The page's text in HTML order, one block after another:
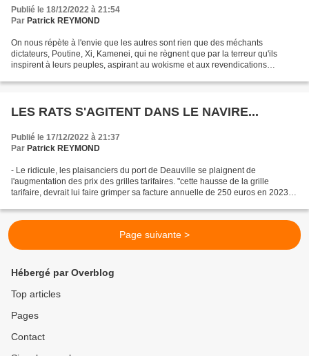
Publié le 18/12/2022 à 21:54
Par Patrick REYMOND
On nous répète à l'envie que les autres sont rien que des méchants
dictateurs, Poutine, Xi, Kamenei, qui ne règnent que par la terreur qu'ils
inspirent à leurs peuples, aspirant au wokisme et aux revendications
LES RATS S'AGITENT DANS LE NAVIRE...
Publié le 17/12/2022 à 21:37
Par Patrick REYMOND
- Le ridicule, les plaisanciers du port de Deauville se plaignent de
l'augmentation des prix des grilles tarifaires. "cette hausse de la grille
tarifaire, devrait lui faire grimper sa facture annuelle de 250 euros en 2023.
Page suivante >
Hébergé par Overblog
Top articles
Pages
Contact